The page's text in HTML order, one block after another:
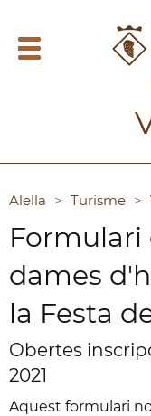
Alella > Turisme >
Formulari
dames
la Festa
Obertes
2021
Aquest formulari